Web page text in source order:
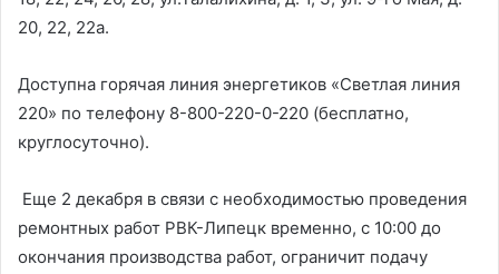
20, 22, 22а.
Доступна горячая линия энергетиков «Светлая линия
220» по телефону 8-800-220-0-220 (бесплатно,
круглосуточно).
Еще 2 декабря в связи с необходимостью проведения
ремонтных работ РВК-Липецк временно, с 10:00 до
окончания производства работ, ограничит подачу